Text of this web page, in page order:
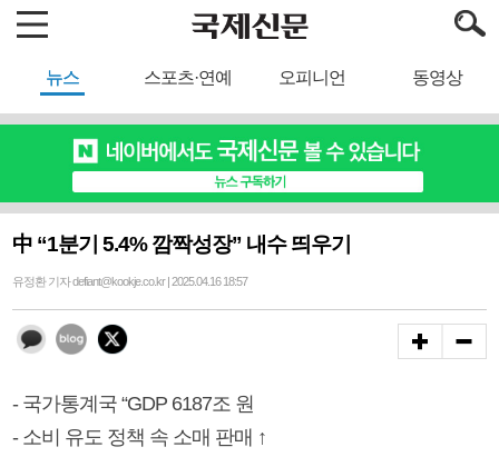
뉴스 스포츠·연예 오피니언 동영상
中 “1분기 5.4% 깜짝성장” 내수 띄우기
유정환 기자 defiant@kookje.co.kr | 2025.04.16 18:57
- 국가통계국 “GDP 6187조 원
- 소비 유도 정책 속 소매 판매 ↑